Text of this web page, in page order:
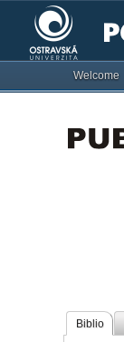
Welcome
Biblio